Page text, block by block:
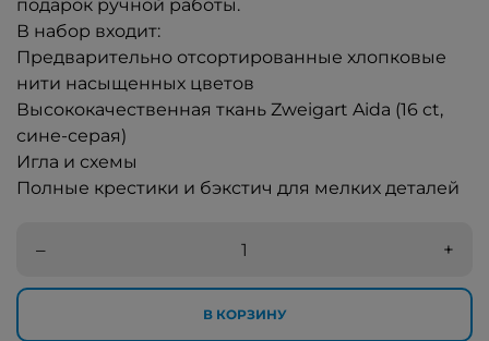
подарок ручной работы.
В набор входит:
Предварительно отсортированные хлопковые
нити насыщенных цветов
Высококачественная ткань Zweigart Aida (16 ct,
сине-серая)
Игла и схемы
Полные крестики и бэкстич для мелких деталей
– +
В КОРЗИНУ